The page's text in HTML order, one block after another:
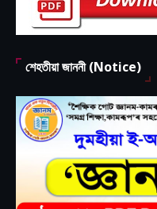
শেহতীয়া জাননী (Notice)